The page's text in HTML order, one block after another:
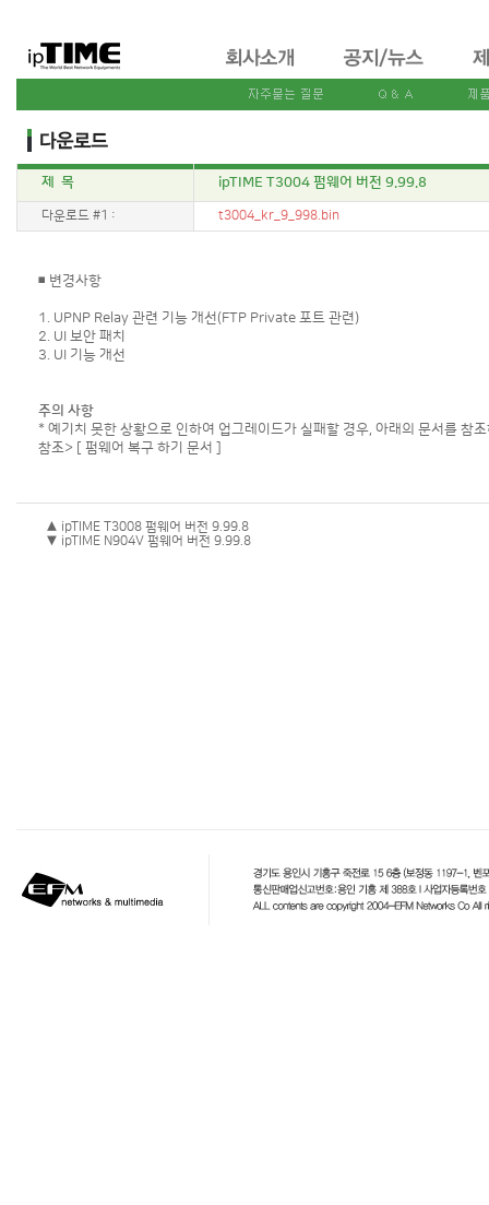
제 목 ipTIME T3004 펌웨어 버전 9.99.8
다운로드 #1 : t3004_kr_9_998.bin
◾ 변경사항
1. UPNP Relay 관련 기능 개선(FTP Private 포트 관련)
2. UI 보안 패치
3. UI 기능 개선
주의 사항
* 예기치 못한 상황으로 인하여 업그레이드가 실패할 경우, 아래의 문서를 참
참조>
[ 펌웨어 복구 하기 문서 ]
▲ ipTIME T3008 펌웨어 버전 9.99.8
▼ ipTIME N904V 펌웨어 버전 9.99.8